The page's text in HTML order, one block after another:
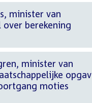
minister van
over berekening
minister van
moties